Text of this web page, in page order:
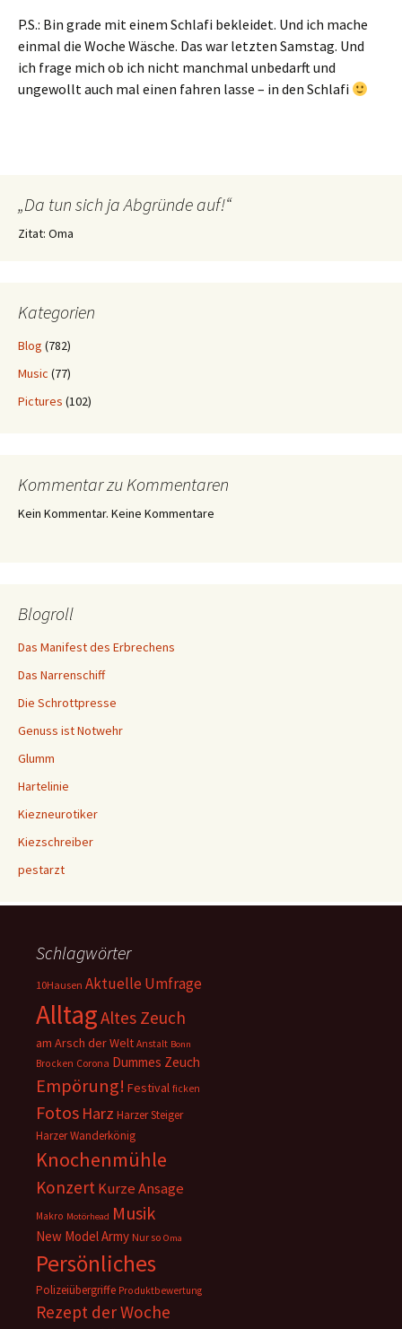
P.S.: Bin grade mit einem Schlafi bekleidet. Und ich mache
einmal die Woche Wäsche. Das war letzten Samstag. Und
ich frage mich ob ich nicht manchmal unbedarft und
ungewollt auch mal einen fahren lasse – in den Schlafi
„Da tun sich ja Abgründe auf!“
Zitat: Oma
Kategorien
Blog (782)
Music (77)
Pictures (102)
Kommentar zu Kommentaren
Kein Kommentar. Keine Kommentare
Blogroll
Das Manifest des Erbrechens
Das Narrenschiff
Die Schrottpresse
Genuss ist Notwehr
Glumm
Hartelinie
Kiezneurotiker
Kiezschreiber
pestarzt
Schlagwörter
10Hausen Aktuelle Umfrage
AlltagAltes Zeuch
am Arsch der Welt Anstalt Bonn
Brocken Corona Dummes Zeuch
Empörung! Festival ficken
Fotos Harz Harzer Steiger
Harzer Wanderkönig
Knochenmühle
KonzertKurze Ansage
Makro Motörhead Musik
New Model Army Nur so Oma
Persönliches
Polizeiübergriffe Produktbewertung
Rezept der Woche